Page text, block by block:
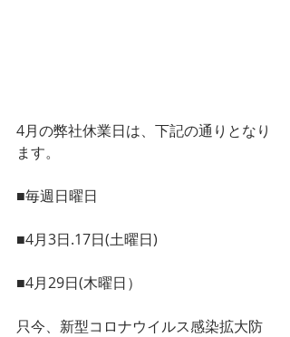
4月の弊社休業日は、下記の通りとなり
ます。
■毎週日曜日
■4月3日.17日(土曜日)
■4月29日(木曜日）
只今、新型コロナウイルス感染拡大防